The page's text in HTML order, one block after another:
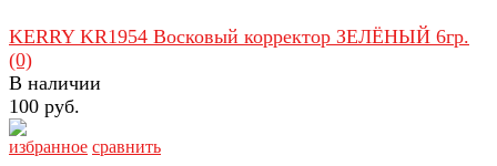
избранное сравнить
KERRY KR1954 Восковый корректор ЗЕЛЁНЫЙ 6гр.
(0)
В наличии
100 руб.